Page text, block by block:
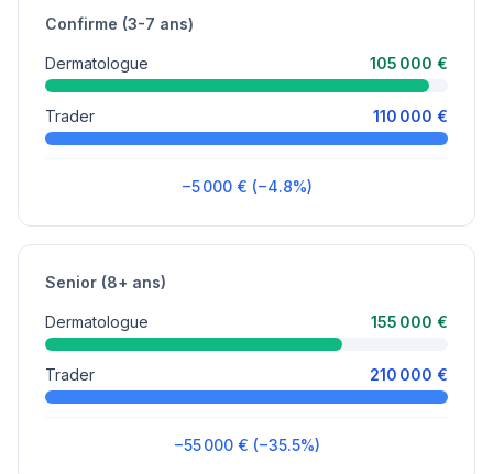
Confirme (3-7 ans)
Dermatologue 105 000 €
Trader 110 000 €
−5 000 € (−4.8%)
Senior (8+ ans)
Dermatologue 155 000 €
Trader 210 000 €
−55 000 € (−35.5%)